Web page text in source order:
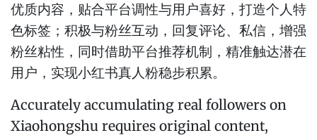
优质内容，贴合平台调性与用户喜好，打造个人特
色标签；积极与粉丝互动，回复评论、私信，增强
粉丝粘性，同时借助平台推荐机制，精准触达潜在
用户，实现小红书真人粉稳步积累。
Accurately accumulating real followers on
Xiaohongshu requires original content,